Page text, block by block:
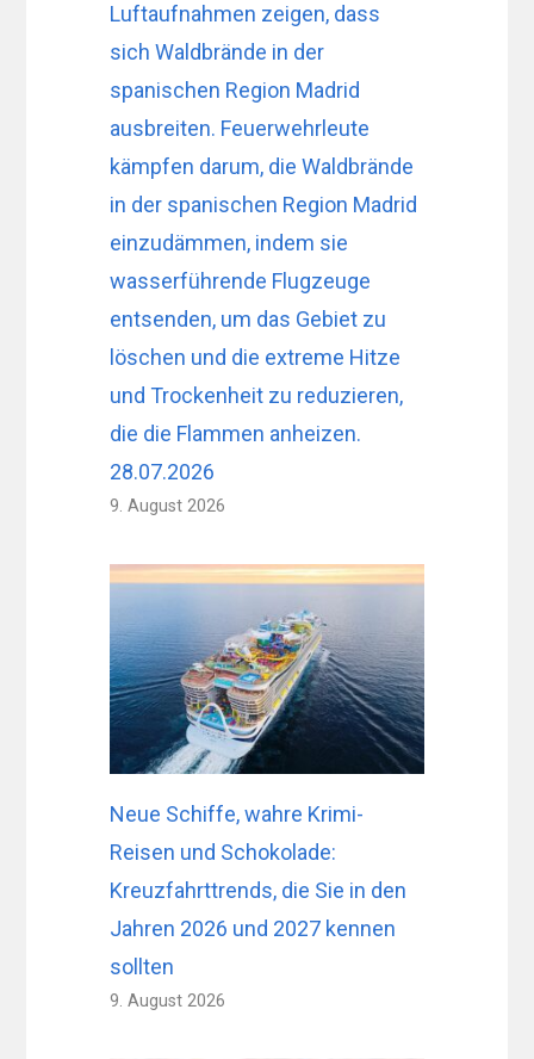
Luftaufnahmen zeigen, dass
sich Waldbrände in der
spanischen Region Madrid
ausbreiten. Feuerwehrleute
kämpfen darum, die Waldbrände
in der spanischen Region Madrid
einzudämmen, indem sie
wasserführende Flugzeuge
entsenden, um das Gebiet zu
löschen und die extreme Hitze
und Trockenheit zu reduzieren,
die die Flammen anheizen.
28.07.2026
9. August 2026
Neue Schiffe, wahre Krimi-
Reisen und Schokolade:
Kreuzfahrttrends, die Sie in den
Jahren 2026 und 2027 kennen
sollten
9. August 2026